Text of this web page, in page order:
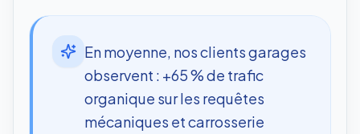
En moyenne, nos clients garages
observent : +65 % de trafic
organique sur les requêtes
mécaniques et carrosserie